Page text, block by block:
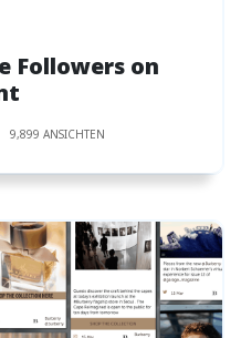
Followers on
9,899 ANSICHTEN